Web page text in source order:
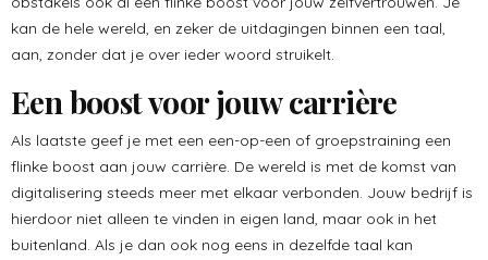
kan de hele wereld, en zeker de uitdagingen binnen een taal,
aan, zonder dat je over ieder woord struikelt.
Een boost voor jouw carrière
Als laatste geef je met een een-op-een of groepstraining een
flinke boost aan jouw carrière. De wereld is met de komst van
digitalisering steeds meer met elkaar verbonden. Jouw bedrijf is
hierdoor niet alleen te vinden in eigen land, maar ook in het
buitenland. Als je dan ook nog eens in dezelfde taal kan